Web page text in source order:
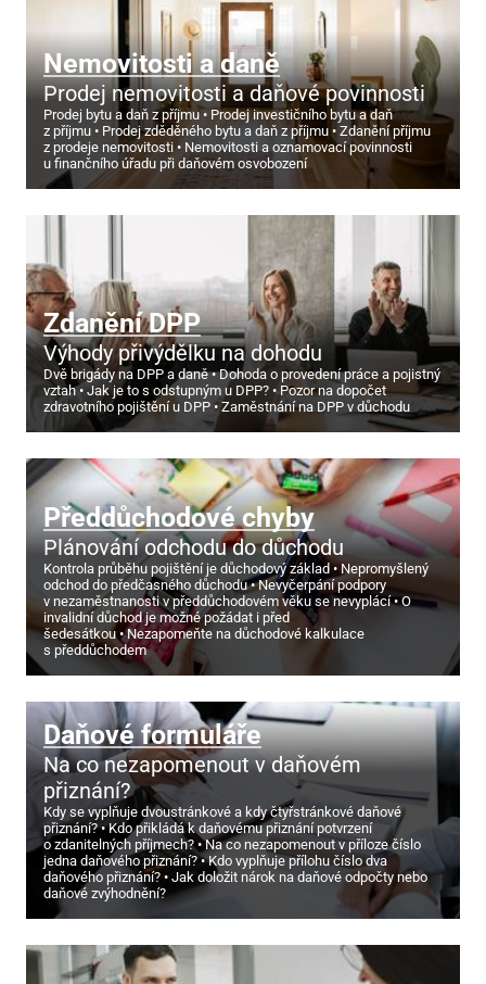
Nemovitosti a daně
Prodej nemovitosti a daňové povinnosti
Prodej bytu a daň z příjmu
Prodej investičního bytu a daň
z příjmu
Prodej zděděného bytu a daň z příjmu
Zdanění příjmu
z prodeje nemovitosti
Nemovitosti a oznamovací povinnosti
u finančního úřadu při daňovém osvobození
Zdanění DPP
Výhody přivýdělku na dohodu
Dvě brigády na DPP a daně
Dohoda o provedení práce a pojistný
vztah
Jak je to s odstupným u DPP?
Pozor na dopočet
zdravotního pojištění u DPP
Zaměstnání na DPP v důchodu
Předdůchodové chyby
Plánování odchodu do důchodu
Kontrola průběhu pojištění je důchodový základ
Nepromyšlený
odchod do předčasného důchodu
Nevyčerpání podpory
v nezaměstnanosti v předdůchodovém věku se nevyplácí
O
invalidní důchod je možné požádat i před
šedesátkou
Nezapomeňte na důchodové kalkulace
s předdůchodem
Daňové formuláře
Na co nezapomenout v daňovém
přiznání?
Kdy se vyplňuje dvoustránkové a kdy čtyřstránkové daňové
přiznání?
Kdo přikládá k daňovému přiznání potvrzení
o zdanitelných příjmech?
Na co nezapomenout v příloze číslo
jedna daňového přiznání?
Kdo vyplňuje přílohu číslo dva
daňového přiznání?
Jak doložit nárok na daňové odpočty nebo
daňové zvýhodnění?